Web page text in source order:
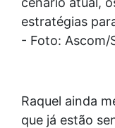
estratégias
- Foto: Ascom/
Raquel ainda
que já estão